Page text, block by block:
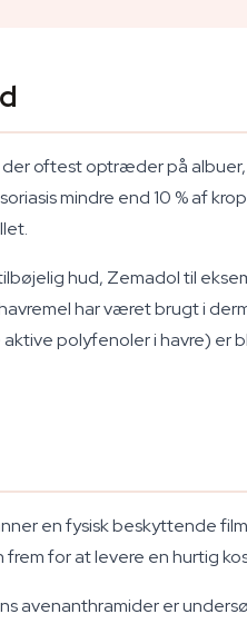
der oftest optræder på
mindre end 10 % af
hud, Zemadol til
har været brugt i
polyfenoler i havre) er
en fysisk beskyttende
for at levere en hurtig
avenanthramider er